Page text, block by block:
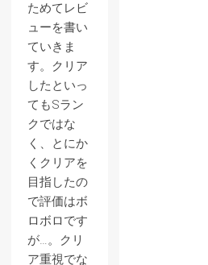
ためてレビ
ューを書い
ていきま
す。クリア
したといっ
てもSラン
クではな
く、とにか
くクリアを
目指したの
で評価はボ
ロボロです
が…。クリ
ア重視でな